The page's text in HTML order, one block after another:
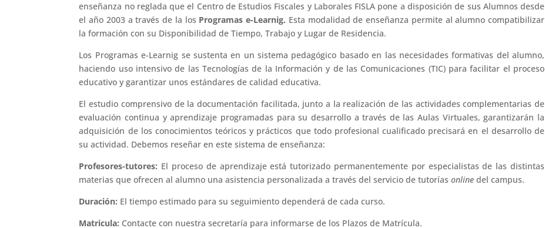
enseñanza no reglada que el Centro de Estudios Fiscales y Laborales FISLA pone a disposición de sus Alumnos desde
el año 2003 a través de la los Programas e-Learnig. Esta modalidad de enseñanza permite al alumno compatibilizar
la formación con su Disponibilidad de Tiempo, Trabajo y Lugar de Residencia.
Los Programas e-Learnig se sustenta en un sistema pedagógico basado en las necesidades formativas del alumno,
haciendo uso intensivo de las Tecnologías de la Información y de las Comunicaciones (TIC) para facilitar el proceso
educativo y garantizar unos estándares de calidad educativa.
El estudio comprensivo de la documentación facilitada, junto a la realización de las actividades complementarias de
evaluación continua y aprendizaje programadas para su desarrollo a través de las Aulas Virtuales, garantizarán la
adquisición de los conocimientos teóricos y prácticos que todo profesional cualificado precisará en el desarrollo de
su actividad. Debemos reseñar en este sistema de enseñanza:
Profesores-tutores: El proceso de aprendizaje está tutorizado permanentemente por especialistas de las distintas
materias que ofrecen al alumno una asistencia personalizada a través del servicio de tutoríasonline del campus.
Duración: El tiempo estimado para su seguimiento dependerá de cada curso.
Matricula: Contacte con nuestra secretaría para informarse de los Plazos de Matrícula.